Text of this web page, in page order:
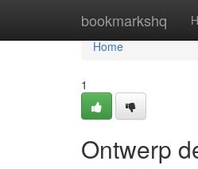
bookmarkshq
Home
Home
1
Ontwerp